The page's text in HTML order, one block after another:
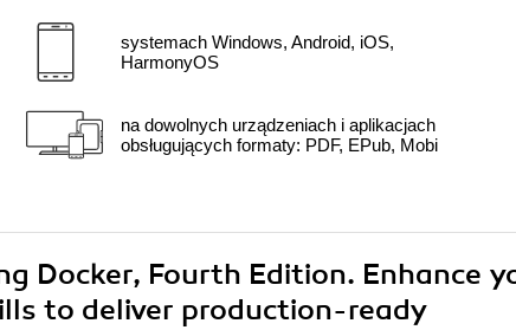
systemach Windows, Android, iOS,
HarmonyOS
na dowolnych urządzeniach i aplikacjach
obsługujących formaty: PDF, EPub, Mobi
Docker, Fourth Edition. Enhance
to deliver production-ready